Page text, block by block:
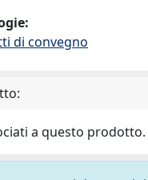
di convegno
a questo prodotto.